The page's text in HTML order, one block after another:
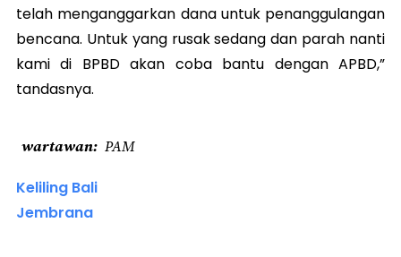
telah menganggarkan dana untuk penanggulangan
bencana. Untuk yang rusak sedang dan parah nanti
kami di BPBD akan coba bantu dengan APBD,”
tandasnya.
wartawan PAM
Keliling Bali
Jembrana